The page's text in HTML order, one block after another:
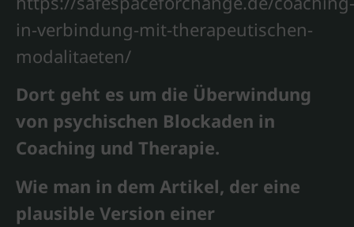
in-verbindung-mit-therapeutischen-
modalitaeten/
Dort geht es um die Überwindung
von psychischen Blockaden in
Coaching und Therapie.
Wie man in dem Artikel, der eine
plausible Version einer